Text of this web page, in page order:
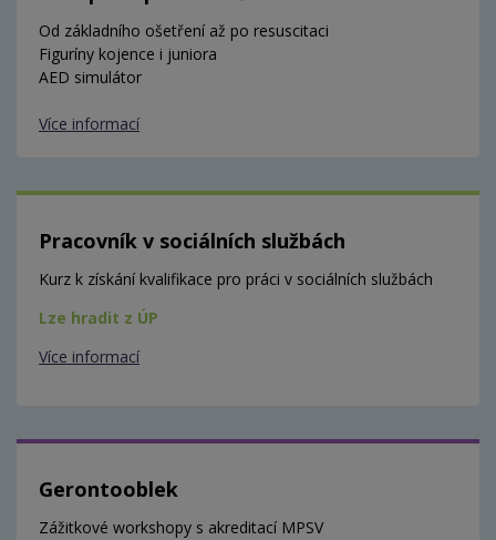
Od základního ošetření až po resuscitaci
Figuríny kojence i juniora
AED simulátor
Více informací
Pracovník v sociálních službách
Kurz k získání kvalifikace pro práci v sociálních službách
Lze hradit z ÚP
Více informací
Gerontooblek
Zážitkové workshopy s akreditací MPSV